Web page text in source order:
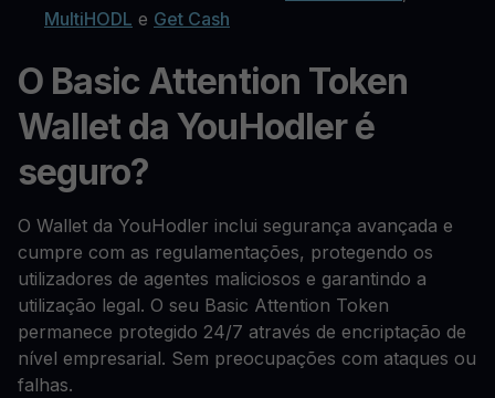
MultiHODL e Get Cash
O Basic Attention Token
Wallet da YouHodler é
seguro?
O Wallet da YouHodler inclui segurança avançada e
cumpre com as regulamentações, protegendo os
utilizadores de agentes maliciosos e garantindo a
utilização legal. O seu Basic Attention Token
permanece protegido 24/7 através de encriptação de
nível empresarial. Sem preocupações com ataques ou
falhas.